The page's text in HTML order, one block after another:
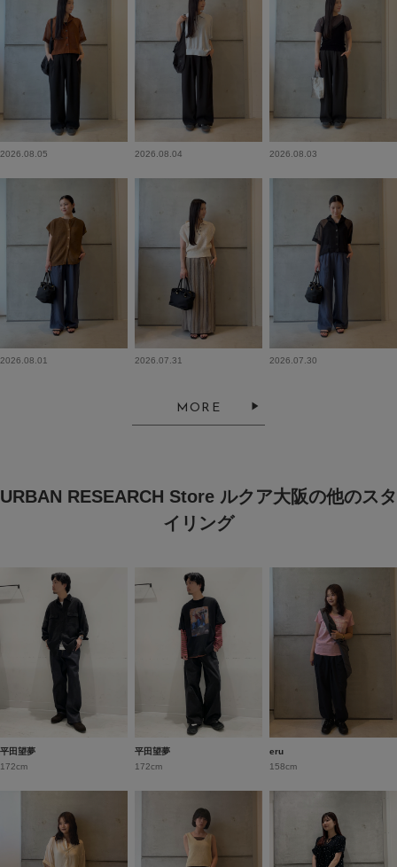
2026.08.05 2026.08.04 2026.08.03
2026.08.01 2026.07.31 2026.07.30
MORE
URBAN RESEARCH Store ルクア大阪の他のスタ
イリング
平田望夢
172cm
平田望夢
172cm
eru
158cm